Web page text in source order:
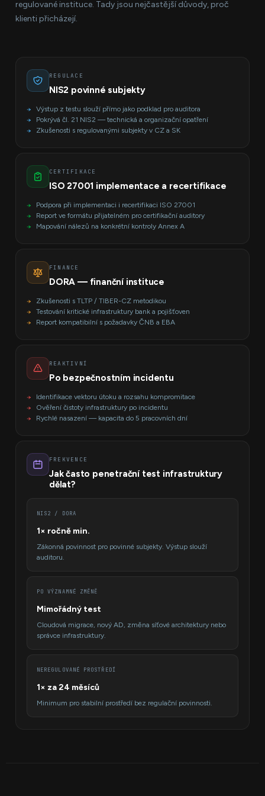
regulované instituce. Tady jsou nejčastější důvody, proč
klienti přicházejí.
REGULACE
NIS2 povinné subjekty
Výstup z testu slouží přímo jako podklad pro auditora
Pokrývá čl. 21 NIS2 — technická a organizační opatření
Zkušenosti s regulovanými subjekty v CZ a SK
CERTIFIKACE
ISO 27001 implementace a recertifikace
Podpora při implementaci i recertifikaci ISO 27001
Report ve formátu přijatelném pro certifikační auditory
Mapování nálezů na konkrétní kontroly Annex A
FINANCE
DORA — finanční instituce
Zkušenosti s TLTP / TIBER-CZ metodikou
Testování kritické infrastruktury bank a pojišťoven
Report kompatibilní s požadavky ČNB a EBA
REAKTIVNÍ
Po bezpečnostním incidentu
Identifikace vektoru útoku a rozsahu kompromitace
Ověření čistoty infrastruktury po incidentu
Rychlé nasazení — kapacita do 5 pracovních dní
FREKVENCE
Jak často penetrační test infrastruktury
dělat?
NIS2 / DORA
1× ročně min.
Zákonná povinnost pro povinné subjekty. Výstup slouží
auditoru.
PO VÝZNAMNÉ ZMĚNĚ
Mimořádný test
Cloudová migrace, nový AD, změna síťové architektury nebo
správce infrastruktury.
NEREGULOVANÉ PROSTŘEDÍ
1× za 24 měsíců
Minimum pro stabilní prostředí bez regulační povinnosti.